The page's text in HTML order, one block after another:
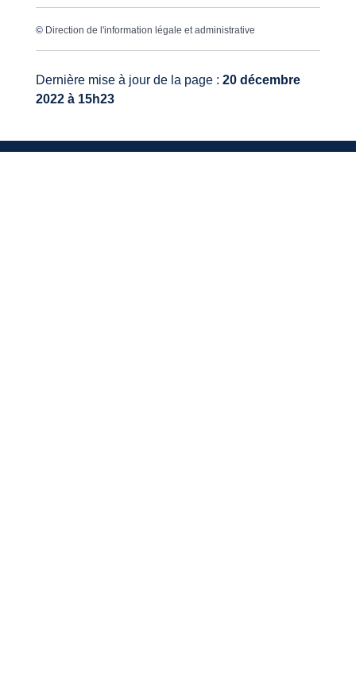
© Direction de l'information légale et administrative
Dernière mise à jour de la page : 20 décembre
2022 à 15h23